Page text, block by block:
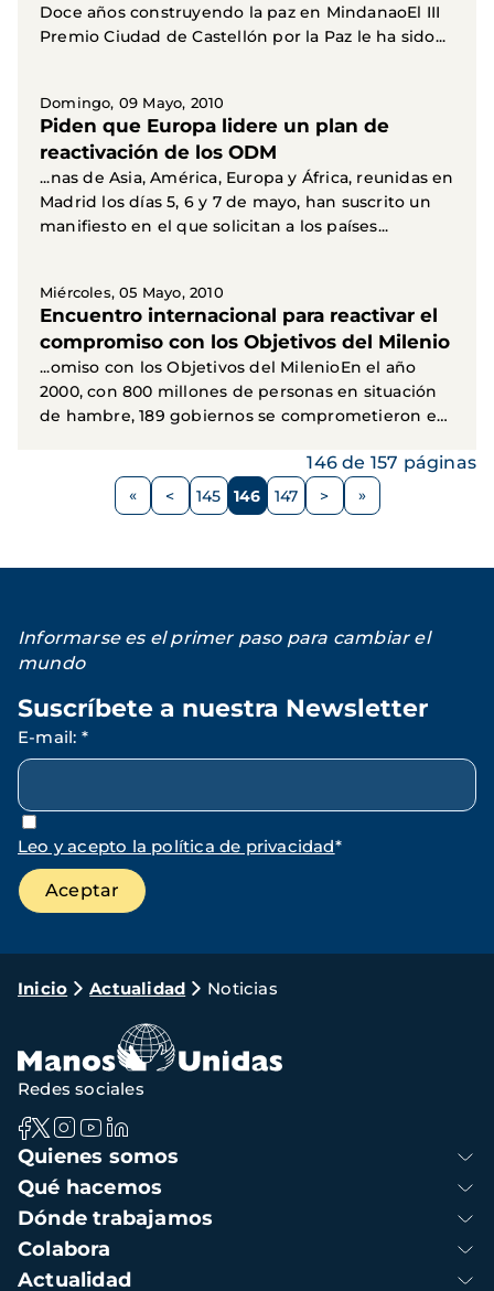
Doce años construyendo la paz en MindanaoEl III
Premio Ciudad de Castellón por la Paz le ha sido...
Domingo, 09 Mayo, 2010
Piden que Europa lidere un plan de
reactivación de los ODM
...nas de Asia, América, Europa y África, reunidas en
Madrid los días 5, 6 y 7 de mayo, han suscrito un
manifiesto en el que solicitan a los países...
Miércoles, 05 Mayo, 2010
Encuentro internacional para reactivar el
compromiso con los Objetivos del Milenio
...omiso con los Objetivos del MilenioEn el año
2000, con 800 millones de personas en situación
de hambre, 189 gobiernos se comprometieron en
Paginación
Página
< Página
145 Página
146 Página
147
Siguiente
>
146 de 157 páginas
Informarse es el primer paso para cambiar el
mundo
Suscríbete a nuestra Newsletter
E-mail: *
Leo y acepto la política de privacidad*
Ruta
navegación
Inicio Actualidad Noticias
Navegación
principal
Quienes somos
Qué hacemos
Dónde trabajamos
Colabora
Actualidad
Redes sociales